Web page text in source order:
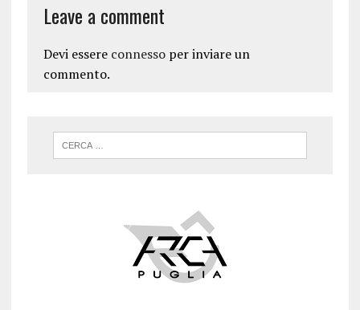
Leave a comment
Devi essere connessoper inviare un
commento.